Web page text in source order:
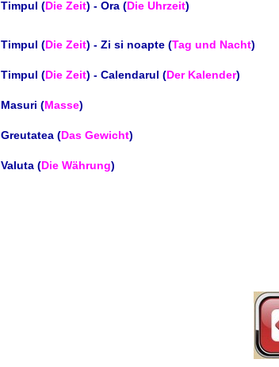
Timpul (Die Zeit) - Ora (Die Uhrzeit)
Timpul (Die Zeit) - Zi si noapte (Tag und Nacht)
Timpul (Die Zeit) - Calendarul (Der Kalender)
Masuri (Masse)
Greutatea (Das Gewicht)
Valuta (Die Währung)